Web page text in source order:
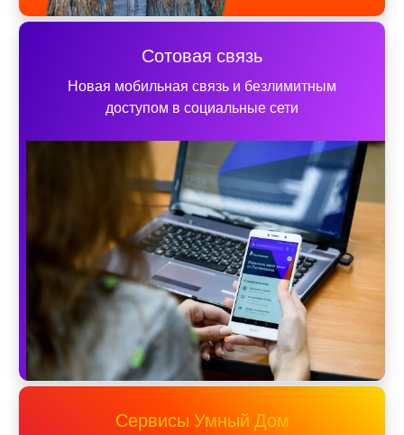
Сотовая связь
Новая мобильная связь и безлимитным
доступом в социальные сети
Сервисы Умный Дом